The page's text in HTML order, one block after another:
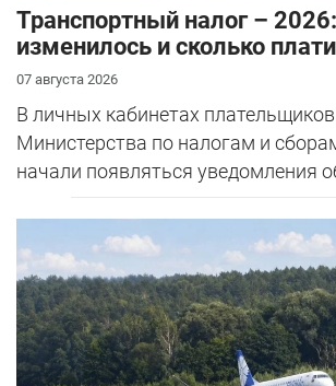
Транспортный налог –
изменилось и сколько
07 августа 2026
В личных кабинетах
Министерства по налогам и
начали появляться уведомления